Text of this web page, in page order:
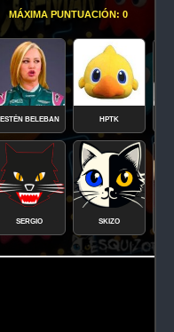
MÁXIMA PUNTUACIÓN: 0
ESTÉN BELEBAN HPTK
SERGIO SKIZO